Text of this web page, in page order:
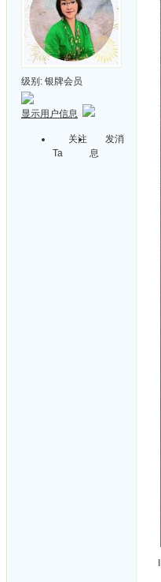
级别: 银牌会员
显示用户信息
关注
Ta
发消
息